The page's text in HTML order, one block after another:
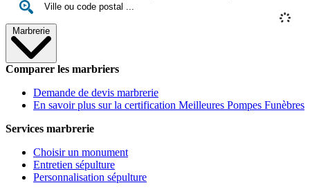
Marbrerie
Comparer les marbriers
Demande de devis marbrerie
En savoir plus sur la certification Meilleures Pompes Funèbres
Services marbrerie
Choisir un monument
Entretien sépulture
Personnalisation sépulture